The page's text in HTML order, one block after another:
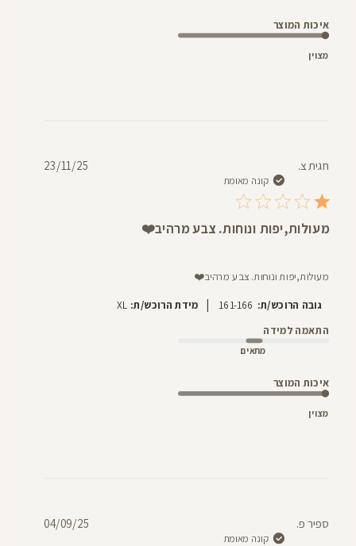
איכות המוצר
מצוין
חגית צ.
קונה מאומת
מעולות,יפות ונוחות. צבע מרהיב❤️
מעולות,יפות ונוחות. צבע מרהיב❤️
גובה הרוכש/ת: 161-166 מידת הרוכש/ת: XL
התאמה למידה
מתאים
איכות המוצר
מצוין
23/11/25
ספיר פ.
קונה מאומת
תאריך04/09/25